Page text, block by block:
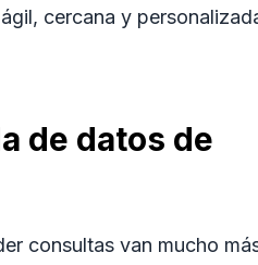
cercana y
de datos de
consultas van mucho